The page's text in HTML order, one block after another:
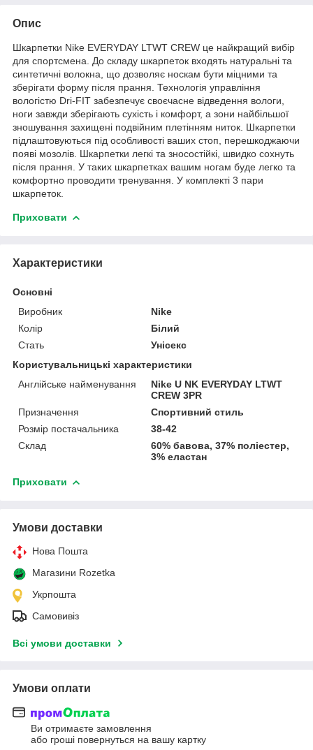
Опис
Шкарпетки Nike EVERYDAY LTWT CREW це найкращий вибір
для спортсмена. До складу шкарпеток входять натуральні та
синтетичні волокна, що дозволяє носкам бути міцними та
зберігати форму після прання. Технологія управління
вологістю Dri-FIT забезпечує своєчасне відведення вологи,
ноги завжди зберігають сухість і комфорт, а зони найбільшої
зношування захищені подвійним плетінням ниток. Шкарпетки
підлаштовуються під особливості ваших стоп, перешкоджаючи
появі мозолів. Шкарпетки легкі та зносостійкі, швидко сохнуть
після прання. У таких шкарпетках вашим ногам буде легко та
комфортно проводити тренування. У комплекті 3 пари
шкарпеток.
Приховати
Характеристики
Основні
Виробник
Nike
Колір
Білий
Стать
Унісекс
Користувальницькі характеристики
Англійське найменування
Nike U NK EVERYDAY LTWT
CREW 3PR
Призначення
Спортивний стиль
Розмір постачальника
38-42
Склад
60% бавова, 37% поліестер,
3% еластан
Приховати
Умови доставки
Нова Пошта
Магазини Rozetka
Укрпошта
Самовивіз
Всі умови доставки
Умови оплати
Ви отримаєте замовлення
або гроші повернуться на вашу картку